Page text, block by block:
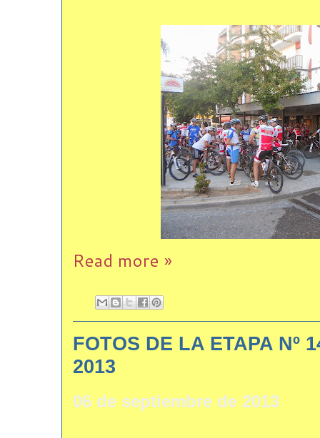
Read more »
FOTOS DE LA ETAPA Nº
2013
06 de septiembre de 2013